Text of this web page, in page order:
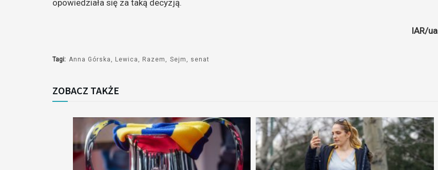
opowiedziała się za taką decyzją.
IAR/ua
Tagi: Anna Górska Lewica Razem Sejm senat
ZOBACZ TAKŻE